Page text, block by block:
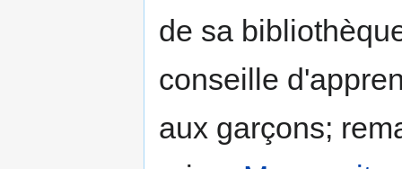
de sa
conseille
aux garçons;